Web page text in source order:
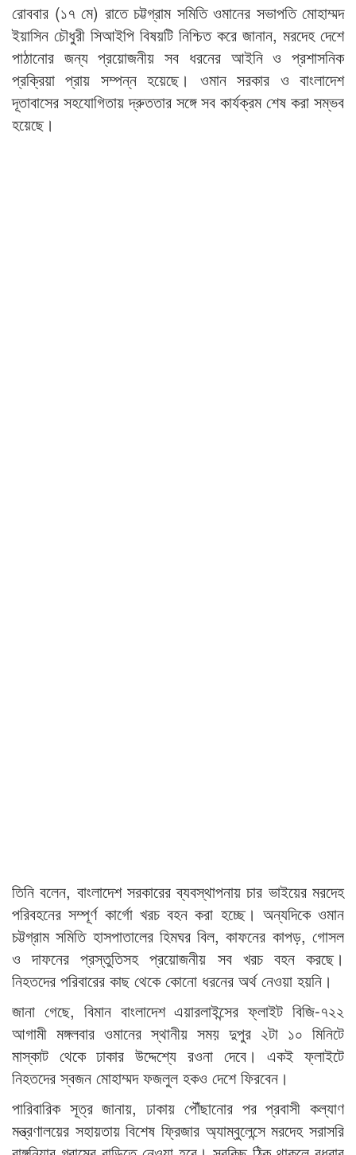
রোববার (১৭ মে) রাতে চট্টগ্রাম সমিতি ওমানের সভাপতি মোহাম্মদ
ইয়াসিন চৌধুরী সিআইপি বিষয়টি নিশ্চিত করে জানান, মরদেহ দেশে
পাঠানোর জন্য প্রয়োজনীয় সব ধরনের আইনি ও প্রশাসনিক
প্রক্রিয়া প্রায় সম্পন্ন হয়েছে। ওমান সরকার ও বাংলাদেশ
দূতাবাসের সহযোগিতায় দ্রুততার সঙ্গে সব কার্যক্রম শেষ করা সম্ভব
হয়েছে।
তিনি বলেন, বাংলাদেশ সরকারের ব্যবস্থাপনায় চার ভাইয়ের মরদেহ
পরিবহনের সম্পূর্ণ কার্গো খরচ বহন করা হচ্ছে। অন্যদিকে ওমান
চট্টগ্রাম সমিতি হাসপাতালের হিমঘর বিল, কাফনের কাপড়, গোসল
ও দাফনের প্রস্তুতিসহ প্রয়োজনীয় সব খরচ বহন করছে।
নিহতদের পরিবারের কাছ থেকে কোনো ধরনের অর্থ নেওয়া হয়নি।
জানা গেছে, বিমান বাংলাদেশ এয়ারলাইন্সের ফ্লাইট বিজি-৭২২
আগামী মঙ্গলবার ওমানের স্থানীয় সময় দুপুর ২টা ১০ মিনিটে
মাস্কাট থেকে ঢাকার উদ্দেশ্যে রওনা দেবে। একই ফ্লাইটে
নিহতদের স্বজন মোহাম্মদ ফজলুল হকও দেশে ফিরবেন।
পারিবারিক সূত্র জানায়, ঢাকায় পৌঁছানোর পর প্রবাসী কল্যাণ
মন্ত্রণালয়ের সহায়তায় বিশেষ ফ্রিজার অ্যাম্বুলেন্সে মরদেহ সরাসরি